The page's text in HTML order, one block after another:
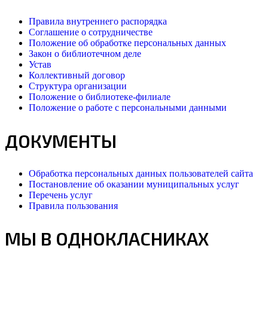
Правила внутреннего распорядка
Соглашение о сотрудничестве
Положение об обработке персональных данных
Закон о библиотечном деле
Устав
Коллективный договор
Структура организации
Положение о библиотеке-филиале
Положение о работе с персональными данными
ДОКУМЕНТЫ
Обработка персональных данных пользователей сайта
Постановление об оказании муниципальных услуг
Перечень услуг
Правила пользования
МЫ В ОДНОКЛАСНИКАХ